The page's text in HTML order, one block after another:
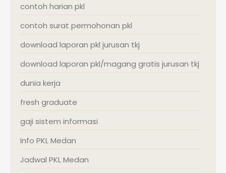
contoh harian pkl
contoh surat permohonan pkl
download laporan pkl jurusan tkj
download laporan pkl/magang gratis jurusan tkj
dunia kerja
fresh graduate
gaji sistem informasi
Info PKL Medan
Jadwal PKL Medan